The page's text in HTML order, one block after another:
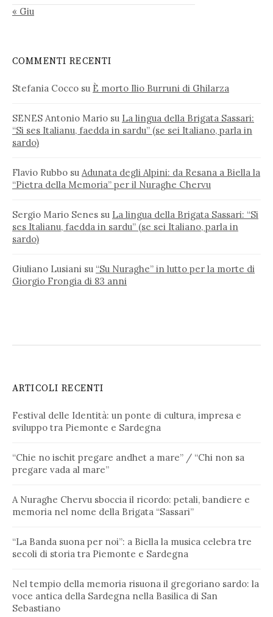
« Giu
COMMENTI RECENTI
Stefania Cocco su È morto Ilio Burruni di Ghilarza
SENES Antonio Mario su La lingua della Brigata Sassari:
“Si ses Italianu, faedda in sardu” (se sei Italiano, parla in
sardo)
Flavio Rubbo su Adunata degli Alpini: da Resana a Biella la
“Pietra della Memoria” per il Nuraghe Chervu
Sergio Mario Senes su La lingua della Brigata Sassari: “Si
ses Italianu, faedda in sardu” (se sei Italiano, parla in
sardo)
Giuliano Lusiani su “Su Nuraghe” in lutto per la morte di
Giorgio Frongia di 83 anni
ARTICOLI RECENTI
Festival delle Identità: un ponte di cultura, impresa e
sviluppo tra Piemonte e Sardegna
“Chie no ischit pregare andhet a mare” / “Chi non sa
pregare vada al mare”
A Nuraghe Chervu sboccia il ricordo: petali, bandiere e
memoria nel nome della Brigata “Sassari”
“La Banda suona per noi”: a Biella la musica celebra tre
secoli di storia tra Piemonte e Sardegna
Nel tempio della memoria risuona il gregoriano sardo: la
voce antica della Sardegna nella Basilica di San
Sebastiano